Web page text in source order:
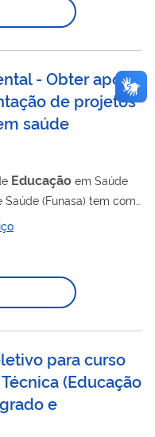
- Obter apoio
de projetos
saúde
Educação em Saúde
(Funasa) tem como
para a melhoria da
e grupos
técnico e financeiro a
sem fins
previamente
gestores e...
para curso
(Educação
e